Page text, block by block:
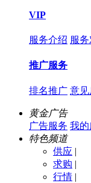
VIP
服务介绍 服
推广服务
排名推广 意
黄金广告
广告服务 我
特色频道
供应 |
求购 |
行情 |